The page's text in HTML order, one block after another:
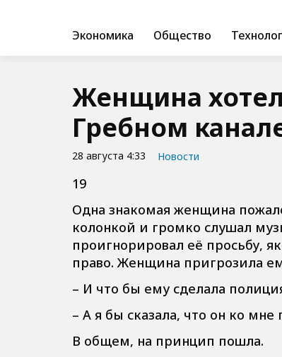
Экономика Общество
Женщина
Гребном
28 августа 4:33 Новости
19
Одна знакомая женщина
колонкой и громко слушал
проигнорировал её просьбу,
право. Женщина пригрозила
– И что бы ему сделала
– А я бы сказала, что он ко
В общем, на принцип пошла.